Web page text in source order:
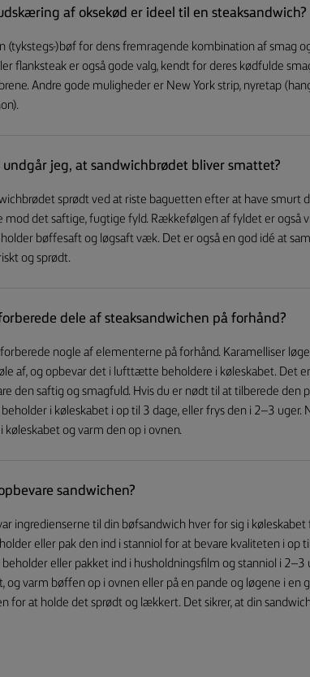
af oksekød er ideel til en steaksandwich?
(tykstegs-)bøf for dens fremragende kombination af smag
flanksteak er også gode valg, kendt for deres kødfulde
Andre gode muligheder er New York strip, nyretap
undgår jeg, at sandwichbrødet bliver smattet?
sprødt ved at riste baguetten efter at have smurt
mod det saftige, fugtige fyld. Rækkefølgen af fyldet er også
bøffesaft og løgsaft væk. Det er også en god idé at
og sprødt.
dele af steaksandwichen på forhånd?
forberede nogle af elementerne på forhånd. Karamelliser
af, og opbevar det i lufttætte beholdere i køleskabet. Det
den saftig og smagfuld. Hvis du er nødt til at tilberede den
i køleskabet i op til 3 dage, eller frys den i 2–3 uger.
køleskabet og varm den op i ovnen.
sandwichen?
ingredienserne til din bøfsandwich hver for sig i
eller pak den ind i stanniol for at bevare kvaliteten i op
eller pakket ind i husholdningsfilm og stanniol i 2–3
og varm bøffen op i ovnen eller på en pande og løgene i en
for at holde det sprødt og lækkert. Det sikrer, at din